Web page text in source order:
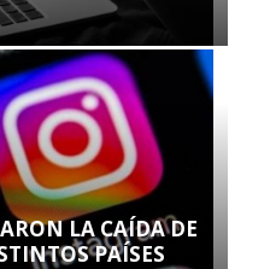
LA CAÍDA DE
PAÍSES